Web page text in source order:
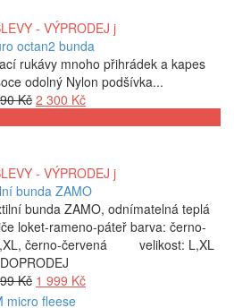
- VÝPRODEJ j
octan2 bunda
rukávy mnoho přihrádek a kapes
odolný Nylon podšívka...
Kč Původní
890 Kč.
2 300 KčAktuální
300 Kč.
- VÝPRODEJ j
bunda ZAMO
bunda ZAMO, odnímatelná teplá
loket-rameno-páteř barva: černo-
černo-červená velikost: L,XL
DOPRODEJ
Kč Původní
cena
1 999 KčAktuální